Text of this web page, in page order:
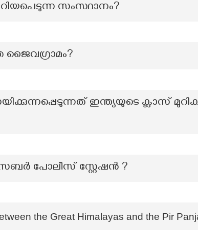
സംസ്ഥാനം?
ജൈവഗ്രാമം?
ഇന്ത്യയുടെ ക്ലാസ്
പോലീസ് സ്റ്റേഷന്‍ ?
the Great Himalayas and the Pir